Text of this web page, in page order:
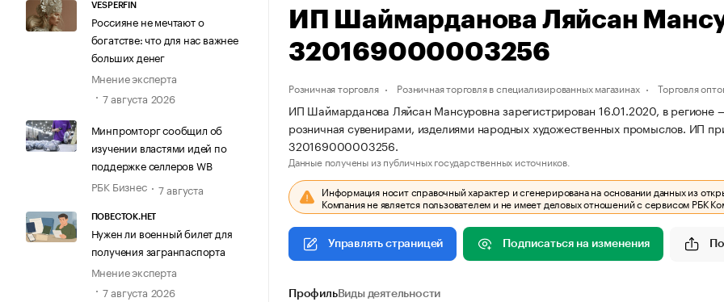
VESPERFIN
Россияне не мечтают о
богатстве: что для нас важнее
больших денег
Мнение эксперта
7 августа 2026
Минпромторг сообщил об
изучении властями идей по
поддержке селлеров WB
РБК Бизнес
7 августа
ПОВЕСТОК.НЕТ
Нужен ли военный билет для
получения загранпаспорта
Мнение эксперта
7 августа 2026
ИП Шаймарданова Ляйсан
320169000003256
Розничная торговля Розничная торговля в специализированных магазинах Торговля
ИП Шаймарданова Ляйсан Мансуровна зарегистрирован 16.01.2020, в регионе
розничная сувенирами, изделиями народных художественных промыслов. ИП
320169000003256.
Данные получены из публичных государственных источников.
Информация носит справочный характер и сгенерирована на основании данных из
Компания не является пользователем и не имеет деловых отношений с сервисом РБК
Управлять страницей Подписаться на изменения
ПрофильВиды деятельности